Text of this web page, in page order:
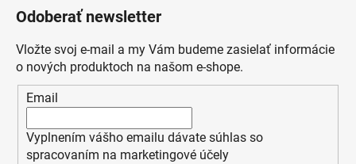
Odoberať newsletter
Vložte svoj e-mail a my Vám budeme zasielať informácie
o nových produktoch na našom e-shope.
Email
Vyplnením vášho emailu dávate súhlas so
spracovaním na marketingové účely